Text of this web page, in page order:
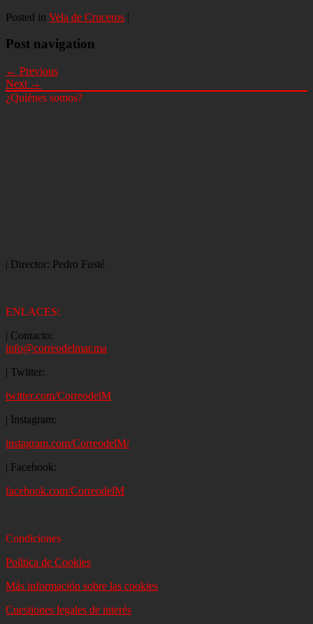
Posted in Vela de Cruceros |
Post navigation
← Previous
Next →
¿Quiénes somos?
| Director: Pedro Fusté
ENLACES:
| Contacto:
info@correodelmar.ma
| Twitter:
twitter.com/CorreodelM
| Instagram:
instagram.com/CorreodelM/
| Facebook:
facebook.com/CorreodelM
Condiciones
Política de Cookies
Más información sobre las cookies
Cuestiones legales de interés